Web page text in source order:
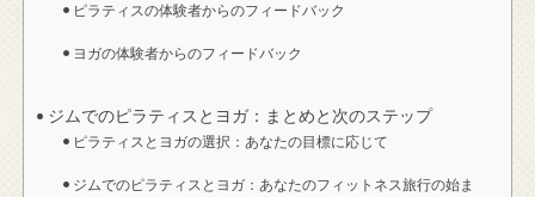
ピラティスの体験者からのフィードバック
ヨガの体験者からのフィードバック
ジムでのピラティスとヨガ：まとめと次のステップ
ピラティスとヨガの選択：あなたの目標に応じて
ジムでのピラティスとヨガ：あなたのフィットネス旅行の始ま